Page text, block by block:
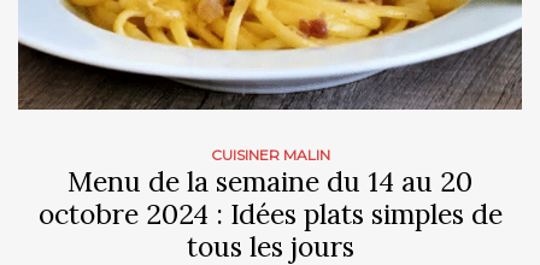
CUISINER MALIN
Menu de la semaine du 14 au 20
octobre 2024 : Idées plats simples de
tous les jours